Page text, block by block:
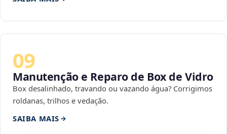
09
Manutenção e Reparo de Box de Vidro
Box desalinhado, travando ou vazando água? Corrigimos
roldanas, trilhos e vedação.
SAIBA MAIS